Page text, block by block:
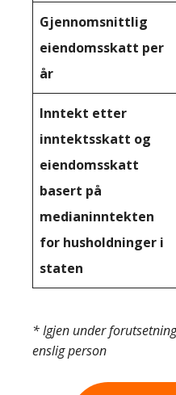
Gjennomsnittlig
eiendomsskatt per
år
Inntekt etter
inntektsskatt og
eiendomsskatt
basert på
medianinntekten
for husholdninger i
staten
* Igjen under
enslig person